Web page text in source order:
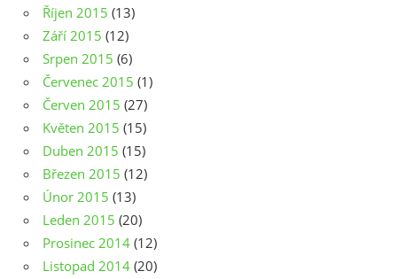
Říjen 2015 (13)
Září 2015 (12)
Srpen 2015 (6)
Červenec 2015 (1)
Červen 2015 (27)
Květen 2015 (15)
Duben 2015 (15)
Březen 2015 (12)
Únor 2015 (13)
Leden 2015 (20)
Prosinec 2014 (12)
Listopad 2014 (20)